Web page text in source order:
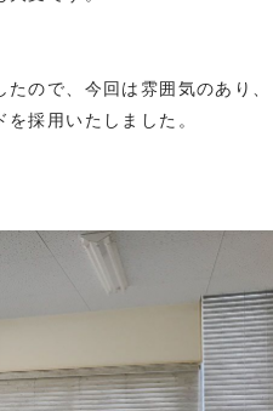
ので、今回は雰囲気のあり、
採用いたしました。